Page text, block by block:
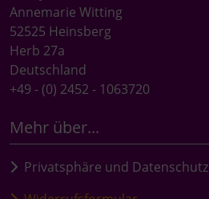
Annemarie Witting
52525 Heinsberg
Herb 27a
Deutschland
+49 - (0) 2452 - 1063720
Mehr über...
Privatsphäre und Datenschutz